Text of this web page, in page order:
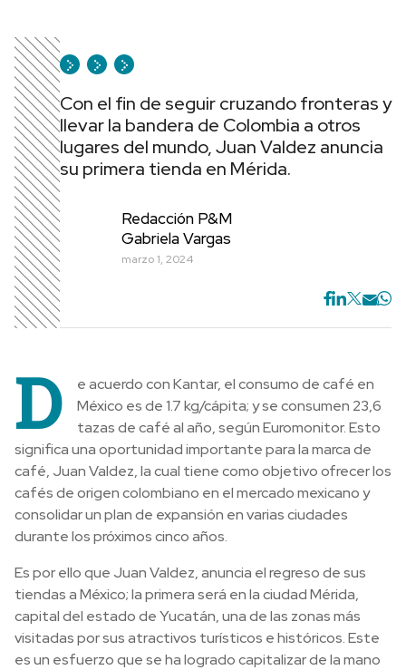
Con el fin de seguir cruzando fronteras y
llevar la bandera de Colombia a otros
lugares del mundo, Juan Valdez anuncia
su primera tienda en Mérida.
Redacción P&M
Gabriela Vargas
marzo 1, 2024
D
e acuerdo con Kantar, el consumo de café en
México es de 1.7 kg/cápita; y se consumen 23,6
tazas de café al año, según Euromonitor. Esto
significa una oportunidad importante para la marca de
café, Juan Valdez, la cual tiene como objetivo ofrecer los
cafés de origen colombiano en el mercado mexicano y
consolidar un plan de expansión en varias ciudades
durante los próximos cinco años.
Es por ello que Juan Valdez, anuncia el regreso de sus
tiendas a México; la primera será en la ciudad Mérida,
capital del estado de Yucatán, una de las zonas más
visitadas por sus atractivos turísticos e históricos. Este
es un esfuerzo que se ha logrado capitalizar de la mano